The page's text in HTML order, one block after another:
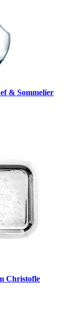
& Sommelier
Christofle